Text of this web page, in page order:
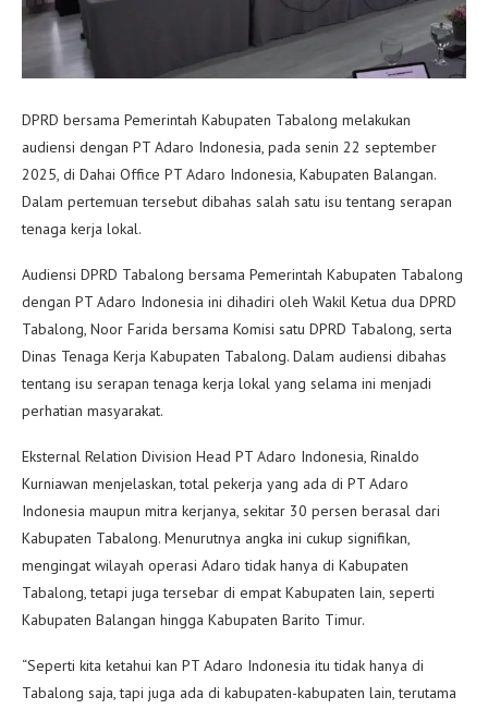
DPRD bersama Pemerintah Kabupaten Tabalong melakukan
audiensi dengan PT Adaro Indonesia, pada senin 22 september
2025, di Dahai Office PT Adaro Indonesia, Kabupaten Balangan.
Dalam pertemuan tersebut dibahas salah satu isu tentang serapan
tenaga kerja lokal.
Audiensi DPRD Tabalong bersama Pemerintah Kabupaten Tabalong
dengan PT Adaro Indonesia ini dihadiri oleh Wakil Ketua dua DPRD
Tabalong, Noor Farida bersama Komisi satu DPRD Tabalong, serta
Dinas Tenaga Kerja Kabupaten Tabalong. Dalam audiensi dibahas
tentang isu serapan tenaga kerja lokal yang selama ini menjadi
perhatian masyarakat.
Eksternal Relation Division Head PT Adaro Indonesia, Rinaldo
Kurniawan menjelaskan, total pekerja yang ada di PT Adaro
Indonesia maupun mitra kerjanya, sekitar 30 persen berasal dari
Kabupaten Tabalong. Menurutnya angka ini cukup signifikan,
mengingat wilayah operasi Adaro tidak hanya di Kabupaten
Tabalong, tetapi juga tersebar di empat Kabupaten lain, seperti
Kabupaten Balangan hingga Kabupaten Barito Timur.
“Seperti kita ketahui kan PT Adaro Indonesia itu tidak hanya di
Tabalong saja, tapi juga ada di kabupaten-kabupaten lain, terutama